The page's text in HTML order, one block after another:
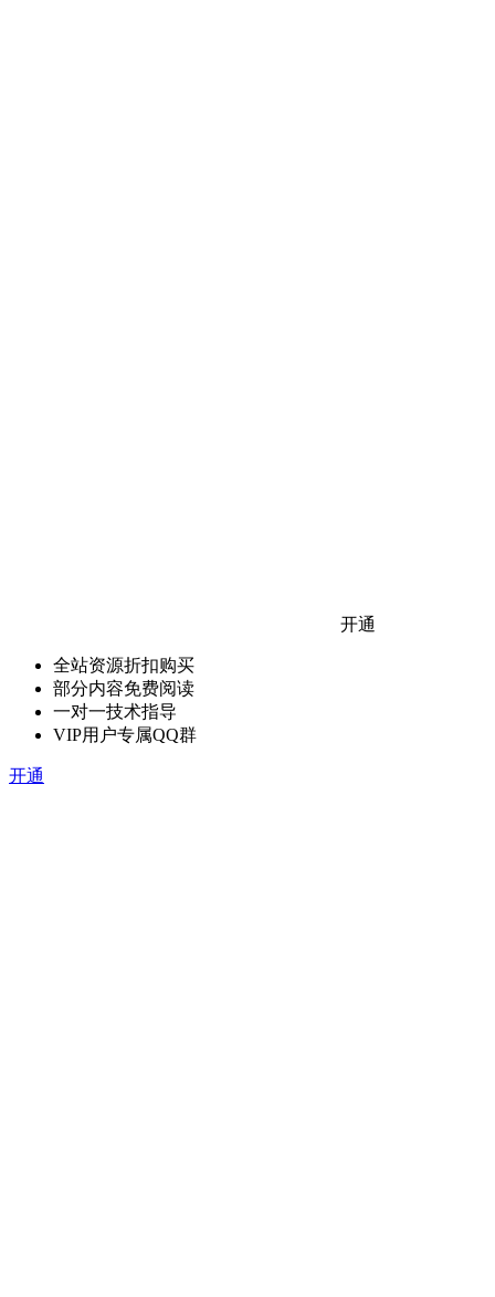
开通
全站资源折扣购买
部分内容免费阅读
一对一技术指导
VIP用户专属QQ群
开通